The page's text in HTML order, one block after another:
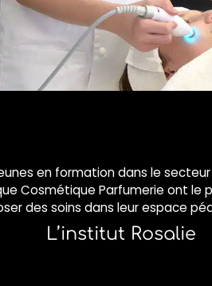
en formation dans le
Cosmétique Parfumerie ont le
des soins dans leur espace
L’institut Rosalie